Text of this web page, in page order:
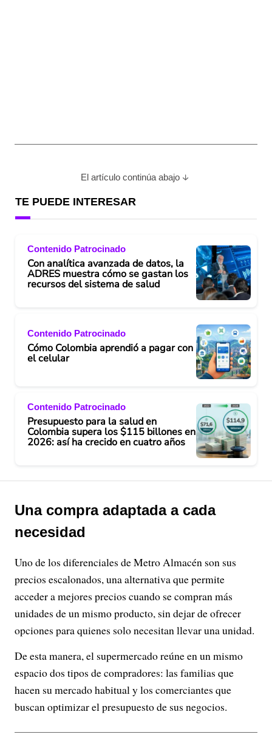
El artículo continúa abajo
TE PUEDE INTERESAR
Contenido Patrocinado
Con analítica avanzada de datos, la
ADRES muestra cómo se gastan los
recursos del sistema de salud
Contenido Patrocinado
Cómo Colombia aprendió a pagar con
el celular
Contenido Patrocinado
Presupuesto para la salud en
Colombia supera los $115 billones en
2026: así ha crecido en cuatro años
Una compra adaptada a cada
necesidad
Uno de los diferenciales de Metro Almacén son sus
precios escalonados, una alternativa que permite
acceder a mejores precios cuando se compran más
unidades de un mismo producto, sin dejar de ofrecer
opciones para quienes solo necesitan llevar una unidad.
De esta manera, el supermercado reúne en un mismo
espacio dos tipos de compradores: las familias que
hacen su mercado habitual y los comerciantes que
buscan optimizar el presupuesto de sus negocios.